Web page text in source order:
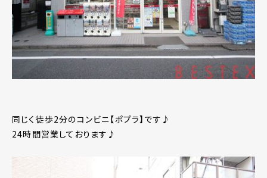
同じく徒歩2分のコンビニ【ポプラ】です♪
24時間営業しております♪